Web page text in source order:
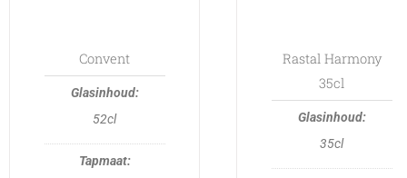
Convent
52cl
be
chosen
the
Rastal Harmony
35cl
35cl